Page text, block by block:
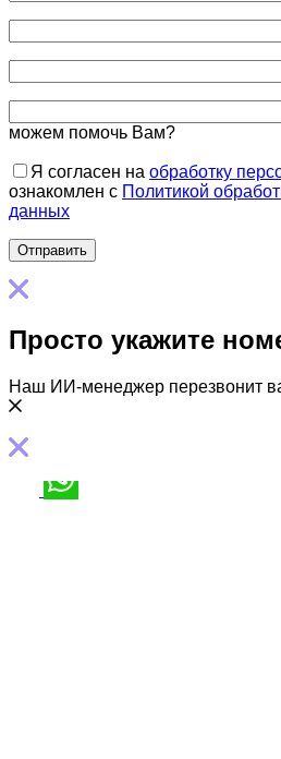
можем помочь Вам?
Я согласен на обработку
ознакомлен с Политикой
данных
Просто укажите
Наш ИИ-менеджер перезвонит